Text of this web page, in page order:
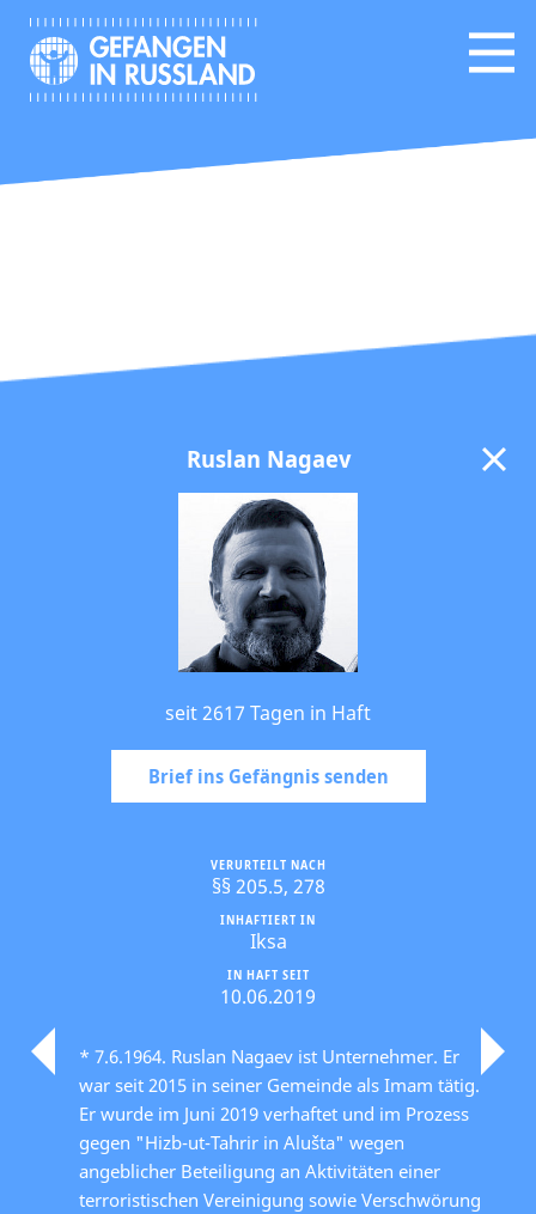
Ruslan Nagaev
seit 2617 Tagen in Haft
Brief ins Gefängnis senden
IN HAFT SEIT
10.06.2019
INHAFTIERT IN
Iksa
VERURTEILT NACH
§§ 205.5, 278
* 7.6.1964. Ruslan Nagaev ist Unternehmer. Er
war seit 2015 in seiner Gemeinde als Imam tätig.
Er wurde im Juni 2019 verhaftet und im Prozess
gegen "Hizb-ut-Tahrir in Alušta" wegen
angeblicher Beteiligung an Aktivitäten einer
terroristischen Vereinigung sowie Verschwörung